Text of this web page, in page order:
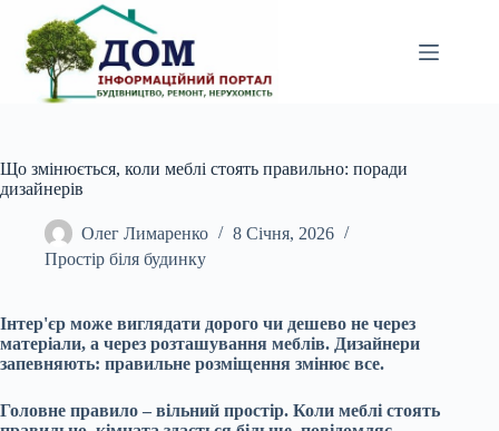
вмісту
Що змінюється, коли меблі стоять правильно: поради
дизайнерів
Олег Лимаренко
8 Січня, 2026
Простір біля будинку
Інтер'єр може виглядати дорого чи дешево не через
матеріали, а через розташування меблів. Дизайнери
запевняють: правильне розміщення змінює все.
Головне правило – вільний простір. Коли меблі стоять